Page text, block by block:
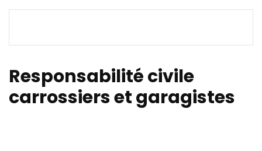
Responsabilité civile
carrossiers et garagistes